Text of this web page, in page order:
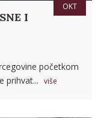
OKT
I
početkom
prihvat... više